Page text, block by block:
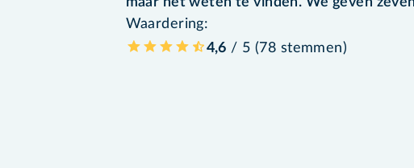
Waardering:
4,6 / 5 (78 stemmen)